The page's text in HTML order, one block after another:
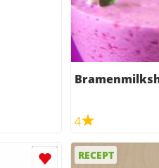
4
RECEPT